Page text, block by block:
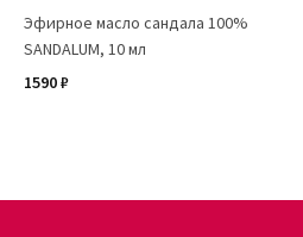
Эфирное масло сандала 100%
SANDALUM, 10 мл
1590 ₽